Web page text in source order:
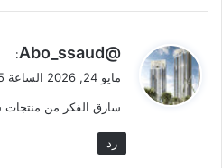
ي
ل
@Abo_ssaud
:
مايو 24, 2026 الساعة 1:45 م
سارق الفكر من منتجات
رد